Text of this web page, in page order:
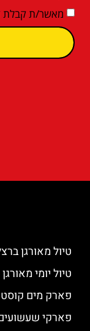
מאשר/ת קבלת
טיול מאורגן
טיול יומי
פארק מים
פארקי